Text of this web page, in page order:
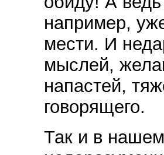
например,
мести. И
мыслей,
напастей,
говорящего.
Так и в